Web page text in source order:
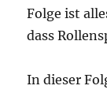
Folge ist
dass
In dieser